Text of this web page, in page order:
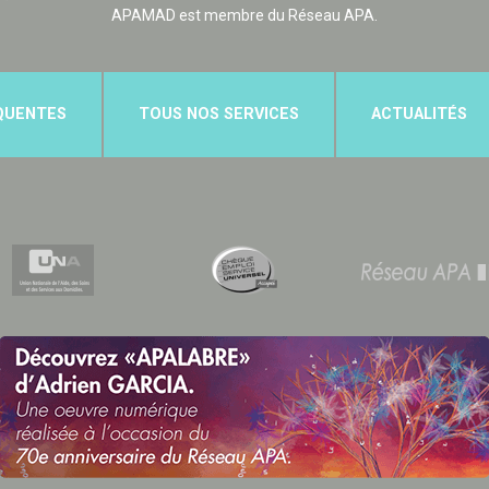
APAMAD est membre du Réseau APA.
TOUS NOS SERVICES ACTUALITÉS